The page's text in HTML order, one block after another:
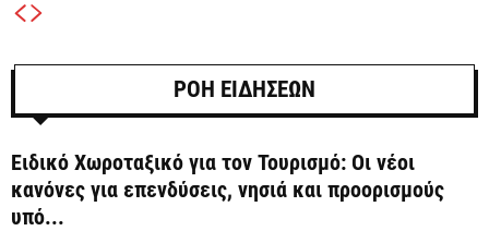
ΡΟΗ ΕΙΔΗΣΕΩΝ
Ειδικό Χωροταξικό για τον Τουρισμό: Οι νέοι
κανόνες για επενδύσεις, νησιά και προορισμούς
υπό...